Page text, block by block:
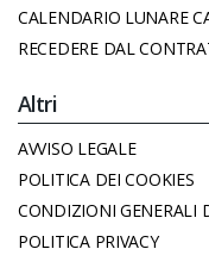
CALENDARIO LUNARE
RECEDERE DAL
Altri
AVVISO LEGALE
POLITICA DEI COOKIES
CONDIZIONI GENERALI
POLITICA PRIVACY